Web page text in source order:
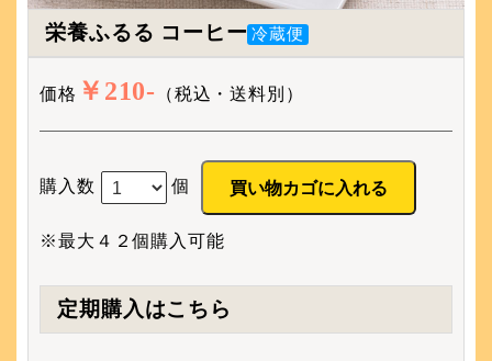
栄養ふるる コーヒー 冷蔵便
価格 ￥210- （税込・送料別）
購入数 個
※最大４２個購入可能
定期購入はこちら